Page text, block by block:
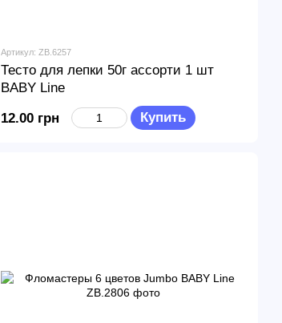
Артикул: ZB.6257
Тесто для лепки 50г ассорти 1 шт
BABY Line
12.00 грн Купить